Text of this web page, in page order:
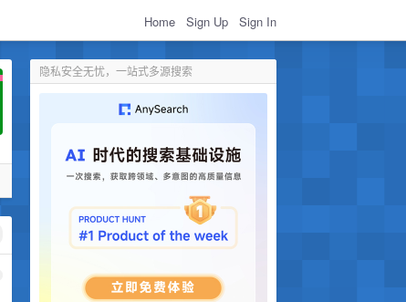
Home Sign Up Sign In
隐私安全无忧，一站式多源搜索